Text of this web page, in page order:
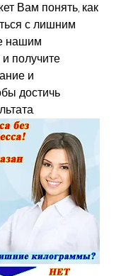
Вам понять, как
с лишним
нашим
получите
и
достичь